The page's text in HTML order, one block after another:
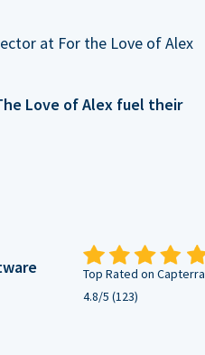
at For the Love of Alex
Love of Alex fuel their
Top Rated on Capterra
4.8/5 (123)